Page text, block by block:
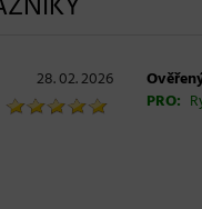
28. 02. 2026
PRO: